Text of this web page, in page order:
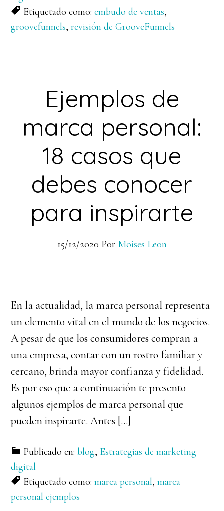
Etiquetado como:embudo de ventas,
groovefunnels,revisión de GrooveFunnels
Ejemplos de
marca personal:
18 casos que
debes conocer
para inspirarte
15/12/2020 Por Moises Leon
En la actualidad, la marca personal representa
un elemento vital en el mundo de los negocios.
A pesar de que los consumidores compran a
una empresa, contar con un rostro familiar y
cercano, brinda mayor confianza y fidelidad.
Es por eso que a continuación te presento
algunos ejemplos de marca personal que
pueden inspirarte. Antes […]
Publicado en:blog, Estrategias de marketing
digital
Etiquetado como:marca personal,marca
personal ejemplos